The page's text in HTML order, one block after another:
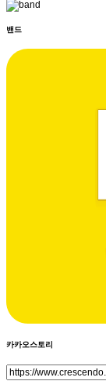
밴드
카카오스토리